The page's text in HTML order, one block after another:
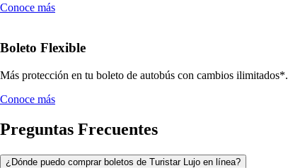
Conoce más
Boleto Flexible
Más protección en tu boleto de autobús con cambios ilimitados*.
Conoce más
Preguntas Frecuentes
¿Dónde puedo comprar boletos de Turistar Lujo en línea?